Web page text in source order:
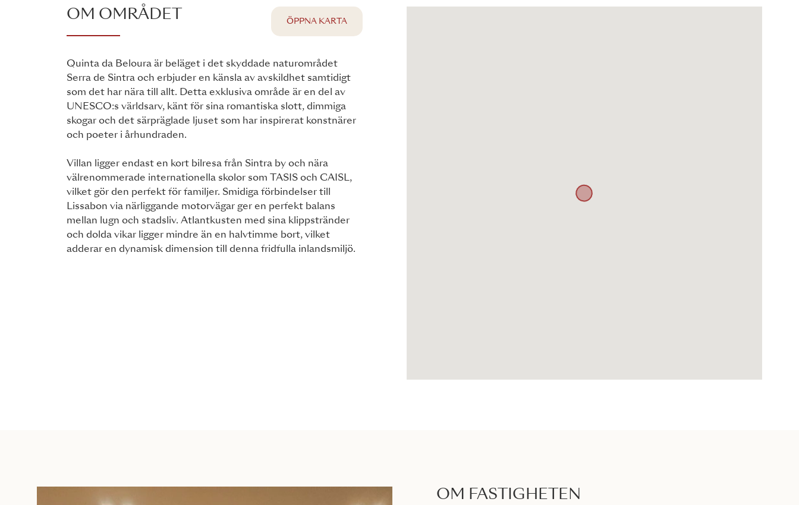
OM OMRÅDET
Quinta da Beloura är beläget i det skyddade naturområdet
Serra de Sintra och erbjuder en känsla av avskildhet samtidigt
som det har nära till allt. Detta exklusiva område är en del av
UNESCO:s världsarv, känt för sina romantiska slott, dimmiga
skogar och det särpräglade ljuset som har inspirerat konstnärer
och poeter i århundraden.
Villan ligger endast en kort bilresa från Sintra by och nära
välrenommerade internationella skolor som TASIS och CAISL,
vilket gör den perfekt för familjer. Smidiga förbindelser till
Lissabon via närliggande motorvägar ger en perfekt balans
mellan lugn och stadsliv. Atlantkusten med sina klippstränder
och dolda vikar ligger mindre än en halvtimme bort, vilket
adderar en dynamisk dimension till denna fridfulla inlandsmiljö.
ÖPPNA KARTA
OM FASTIGHETEN